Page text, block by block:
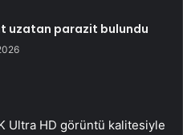
uzatan parazit bulundu
Ultra HD görüntü kalitesiyle